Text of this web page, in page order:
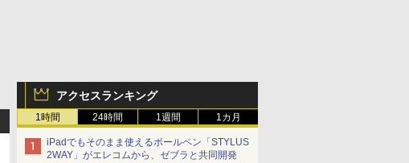
アクセスランキング
1時間 24時間 1週間 1カ月
iPadでもそのまま使えるボールペン「STYLUS
2WAY」がエレコムから、ゼブラと共同開発